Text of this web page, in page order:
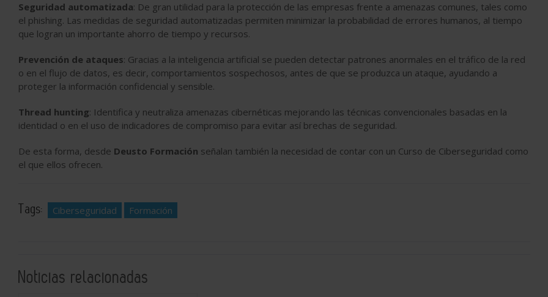
Seguridad automatizada: De gran utilidad para la protección de las empresas frente a amenazas comunes, tales como
el phishing. Las medidas de seguridad automatizadas permiten minimizar la probabilidad de errores humanos, al tiempo
que logran un importante ahorro de tiempo y recursos.
Prevención de ataques: Gracias a la inteligencia artificial se pueden detectar patrones anormales en el tráfico de la red
o en el flujo de datos, es decir, comportamientos sospechosos, antes de que se produzca un ataque, ayudando a
proteger la información confidencial y sensible.
Thread hunting: Identifica y neutraliza amenazas cibernéticas mejorando las técnicas convencionales basadas en la
identidad o en el uso de indicadores de compromiso para evitar así brechas de seguridad.
De esta forma, desde Deusto Formación señalan también la necesidad de contar con un Curso de Ciberseguridad como
el que ellos ofrecen.
Tags: Ciberseguridad Formación
Noticias relacionadas